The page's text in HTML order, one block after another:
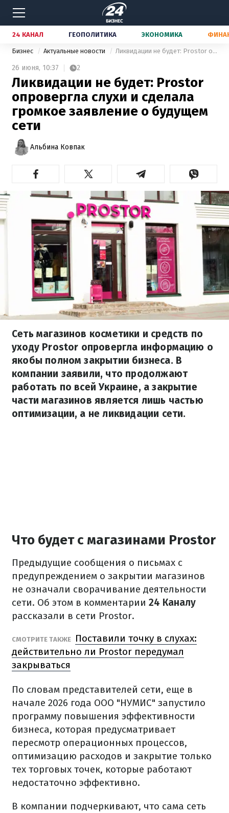
24 КАНАЛ ГЕОПОЛИТИКА ЭКОНОМИКА
Бизнес Актуальные новости Ликвидации не будет: Prostor опровергла слухи и сделала громкое заявление о будущем сети
26 июня, 10:37 2
Ликвидации не будет: Prostor
опровергла слухи и сделала
громкое заявление о будущем
сети
Альбина Ковпак
Сеть магазинов косметики и средств по
уходу Prostor опровергла информацию о
якобы полном закрытии бизнеса. В
компании заявили, что продолжают
работать по всей Украине, а закрытие
части магазинов является лишь частью
оптимизации, а не ликвидации сети.
Что будет с магазинами Prostor
Предыдущие сообщения о письмах с
предупреждением о закрытии магазинов
не означали сворачивание деятельности
сети. Об этом в комментарии 24 Каналу
рассказали в сети Prostor.
СМОТРИТЕ ТАКЖЕ
Поставили точку в слухах:
действительно ли Prostor передумал
закрываться
По словам представителей сети, еще в
начале 2026 года ООО "НУМИС" запустило
программу повышения эффективности
бизнеса, которая предусматривает
пересмотр операционных процессов,
оптимизацию расходов и закрытие только
тех торговых точек, которые работают
недостаточно эффективно.
В компании подчеркивают, что сама сеть